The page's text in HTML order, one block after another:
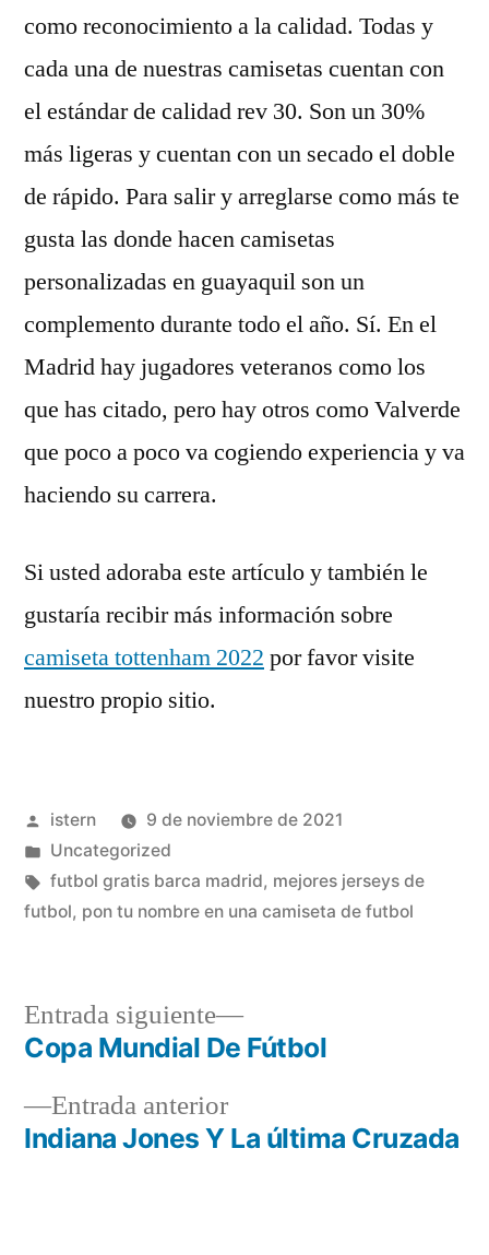
como reconocimiento a la calidad. Todas y
cada una de nuestras camisetas cuentan con
el estándar de calidad rev 30. Son un 30%
más ligeras y cuentan con un secado el doble
de rápido. Para salir y arreglarse como más te
gusta las donde hacen camisetas
personalizadas en guayaquil son un
complemento durante todo el año. Sí. En el
Madrid hay jugadores veteranos como los
que has citado, pero hay otros como Valverde
que poco a poco va cogiendo experiencia y va
haciendo su carrera.
Si usted adoraba este artículo y también le
gustaría recibir más información sobre
camiseta tottenham 2022 por favor visite
nuestro propio sitio.
Publicado
por
istern
9 de noviembre de 2021
Publicado
en
Uncategorized
Etiquetas:
futbol gratis barca madrid, mejores jerseys de
futbol, pon tu nombre en una camiseta de futbol
Navegación
deEntrada anteriorEntrada
anterior:
Indiana Jones Y La última Cruzada
Entrada siguiente
Entrada
siguiente:
Copa Mundial De Fútbol